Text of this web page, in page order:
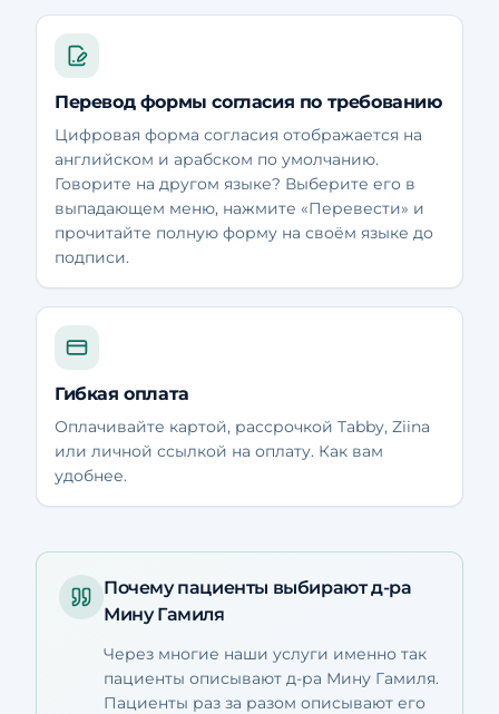
Перевод формы согласия по требованию
Цифровая форма согласия отображается на
английском и арабском по умолчанию.
Говорите на другом языке? Выберите его в
выпадающем меню, нажмите «Перевести» и
прочитайте полную форму на своём языке до
подписи.
Гибкая оплата
Оплачивайте картой, рассрочкой Tabby, Ziina
или личной ссылкой на оплату. Как вам
удобнее.
Почему пациенты выбирают д-ра
Мину Гамиля
Через многие наши услуги именно так
пациенты описывают д-ра Мину Гамиля.
Пациенты раз за разом описывают его